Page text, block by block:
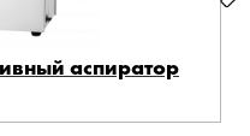
аспиратор